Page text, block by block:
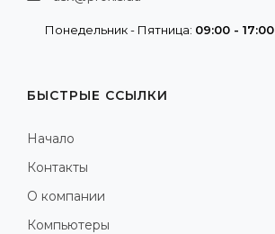
Понедельник - Пятница: 09:00 - 17:00
БЫСТРЫЕ ССЫЛКИ
Начало
Контакты
О компании
Компьютеры